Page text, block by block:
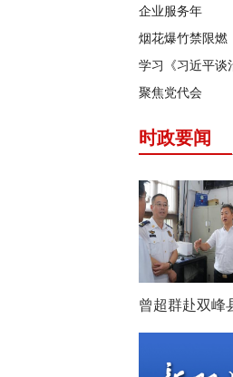
企业服务年
烟花爆竹禁限燃
学习《习近平谈
聚焦党代会
时政要闻